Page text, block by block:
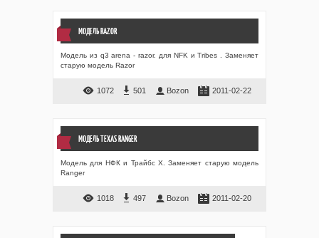
МОДЕЛЬ RAZOR
Модель из q3 arena - razor. для NFK и Tribes . Заменяет
старую модель Razor
1072 501 Bozon 2011-02-22
МОДЕЛЬ TEXAS RANGER
Модель для НФК и Трайбс Х. Заменяет старую модель
Ranger
1018 497 Bozon 2011-02-20